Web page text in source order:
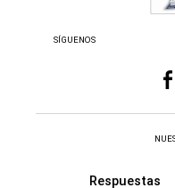
SÍGUENOS
Respuestas